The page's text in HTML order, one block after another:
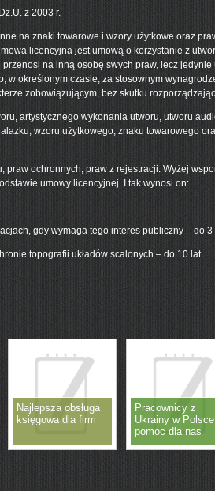
z 2003 r.
na znaki towarowe i wzory użytkowe oraz
licencyjna jest umową o korzystanie z
na inną osobę swych praw, lecz jedynie
określonym czasie, za stosownym
zobowiązującym, bez skutku
artystycznego wykonania utworu, utworu
wzoru użytkowego, znaku towarowego
ochronnych, praw z rejestracji. Wyżej
umowy licencyjnej. I tak wynosi on:
gdy wymaga tego interes publiczny – do 3
topografii układów scalonych – do 10 lat.
Najlepsza obsługa
księgowa dla firm
Pracownicy z
Ukrainy w
pomoc dla nas